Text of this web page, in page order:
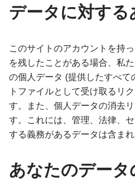
データに対する
このサイトのアカウントを持
を残したことがある場合、私
の個人データ (提供したすべて
トファイルとして受け取るリ
す。また、個人データの消去
す。これには、管理、法律、
する義務があるデータは含まれ
あなたのデータ